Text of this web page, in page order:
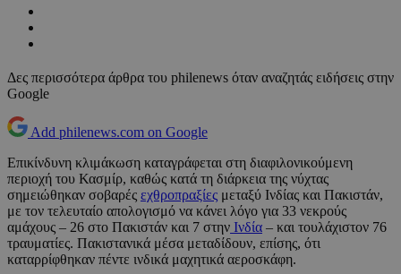
Δες περισσότερα άρθρα του philenews όταν αναζητάς ειδήσεις στην
Google
Add philenews.com on Google
Επικίνδυνη κλιμάκωση καταγράφεται στη διαφιλονικούμενη
περιοχή του Κασμίρ, καθώς κατά τη διάρκεια της νύχτας
σημειώθηκαν σοβαρές εχθροπραξίες μεταξύ Ινδίας και Πακιστάν,
με τον τελευταίο απολογισμό να κάνει λόγο για 33 νεκρούς
αμάχους – 26 στο Πακιστάν και 7 στην Ινδία – και τουλάχιστον 76
τραυματίες. Πακιστανικά μέσα μεταδίδουν, επίσης, ότι
καταρρίφθηκαν πέντε ινδικά μαχητικά αεροσκάφη.